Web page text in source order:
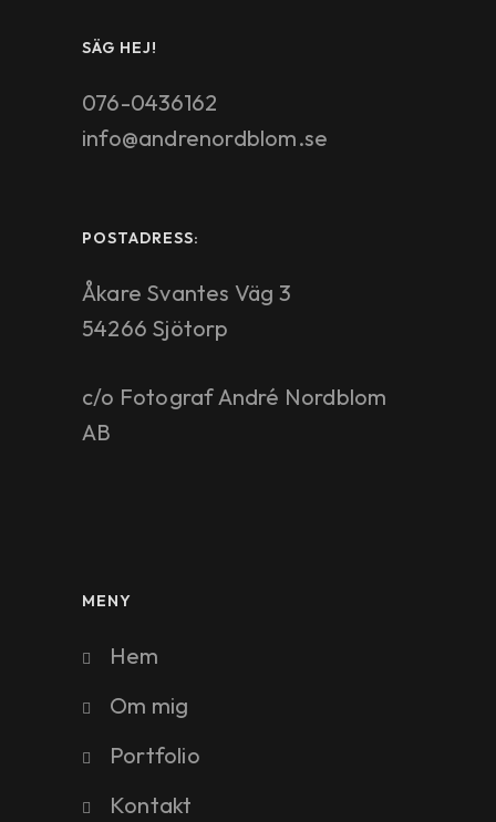
SÄG HEJ!
076-0436162
info@andrenordblom.se
POSTADRESS:
Åkare Svantes Väg 3
54266 Sjötorp
c/o Fotograf André Nordblom
AB
MENY
Hem
Om mig
Portfolio
Kontakt